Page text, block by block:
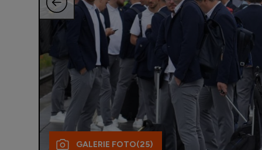
GALERIE FOTO(25)